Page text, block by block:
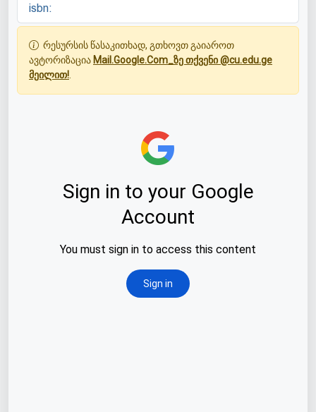
isbn:
რესურსის წასაკითხად, გთხოვთ გაიაროთ
ავტორიზაცია Mail.Google.Com_ზე თქვენი @cu.edu.ge
მეილით!